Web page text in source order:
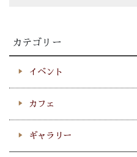
カテゴリー
イベント
カフェ
ギャラリー